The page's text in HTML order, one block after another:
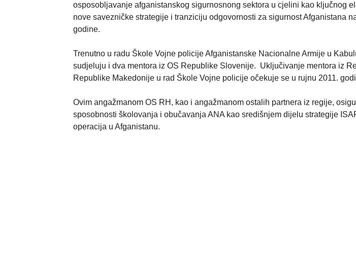
osposobljavanje afganistanskog sigurnosnong sektora u cjelini kao ključnog
nove savezničke strategije i tranziciju odgovornosti za sigurnost Afganistana
godine.
Trenutno u radu Škole Vojne policije Afganistanske Nacionalne Armije u
sudjeluju i dva mentora iz OS Republike Slovenije. Uključivanje mentora iz
Republike Makedonije u rad Škole Vojne policije očekuje se u rujnu 2011.
Ovim angažmanom OS RH, kao i angažmanom ostalih partnera iz regije,
sposobnosti školovanja i obučavanja ANA kao središnjem dijelu strategije
operacija u Afganistanu.